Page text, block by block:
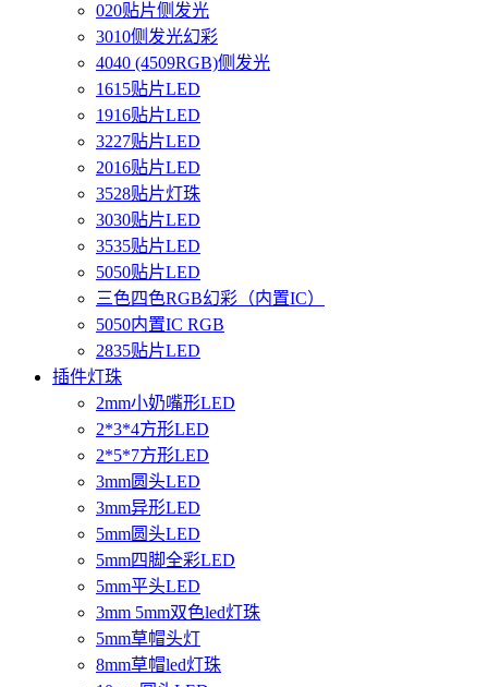
020贴片侧发光
3010侧发光幻彩
4040 (4509RGB)侧发光
1615贴片LED
1916贴片LED
3227贴片LED
2016贴片LED
3528贴片灯珠
3030贴片LED
3535贴片LED
5050贴片LED
三色四色RGB幻彩（内置IC）
5050内置IC RGB
2835贴片LED
插件灯珠
2mm小奶嘴形LED
2*3*4方形LED
2*5*7方形LED
3mm圆头LED
3mm异形LED
5mm圆头LED
5mm四脚全彩LED
5mm平头LED
3mm 5mm双色led灯珠
5mm草帽头灯
8mm草帽led灯珠